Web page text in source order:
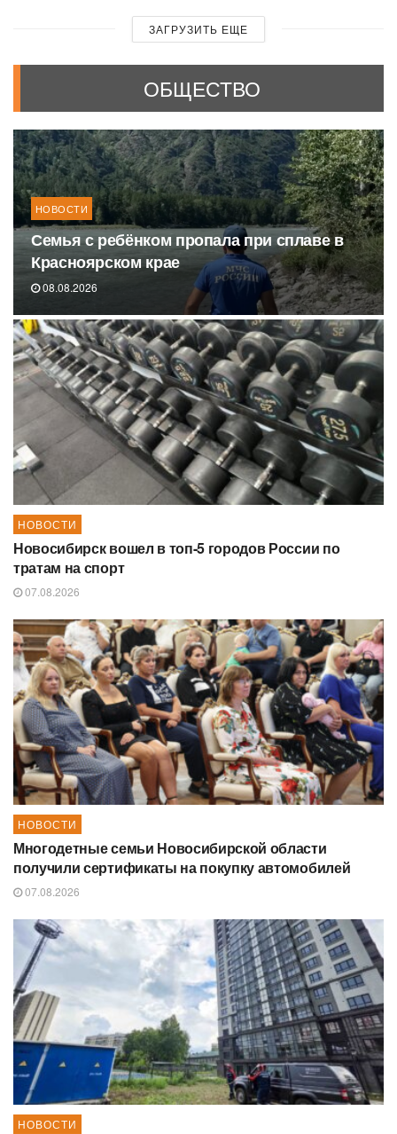
ЗАГРУЗИТЬ ЕЩЕ
ОБЩЕСТВО
НОВОСТИ
Семья с ребёнком пропала при сплаве в
Красноярском крае
08.08.2026
НОВОСТИ
Новосибирск вошел в топ-5 городов России по
тратам на спорт
07.08.2026
НОВОСТИ
Многодетные семьи Новосибирской области
получили сертификаты на покупку автомобилей
07.08.2026
НОВОСТИ